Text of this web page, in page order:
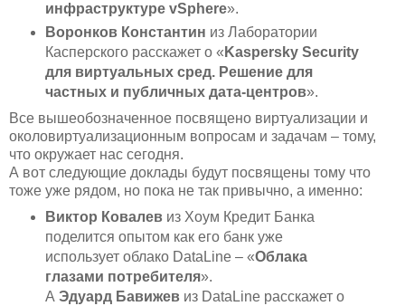
инфраструктуре vSphere».
Воронков Константин из Лаборатории
Касперского расскажет о « Kaspersky Security
для виртуальных сред. Решение для
частных и публичных дата-центров».
Все вышеобозначенное посвящено виртуализации и
околовиртуализационным вопросам и задачам – тому,
что окружает нас сегодня.
А вот следующие доклады будут посвящены тому что
тоже уже рядом, но пока не так привычно, а именно:
Виктор Ковалевиз Хоум Кредит Банка
поделится опытом как его банк уже
использует облако DataLine – «Облака
глазами потребителя».
А Эдуард Бавижевиз DataLine расскажет о